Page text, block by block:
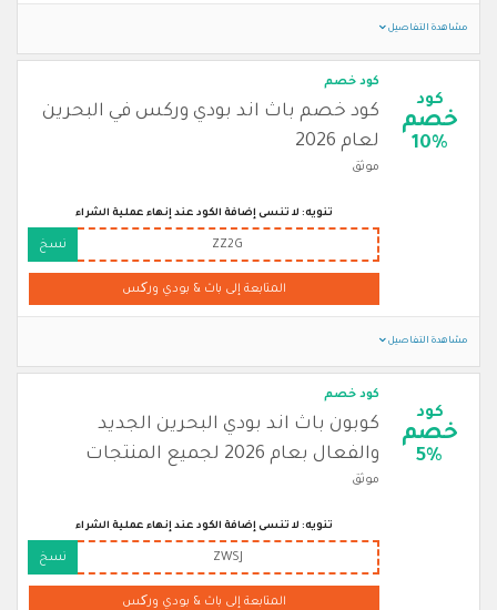
مشاهدة التفاصيل
كود
خصم
10%
كود خصم
كود خصم باث اند بودي وركس في البحرين
لعام 2026
موثق
تنويه: لا تنسى إضافة الكود عند إنهاء عملية الشراء
ZZ2G نسخ
المتابعة إلى باث & بودي ورکس
مشاهدة التفاصيل
كود
خصم
5%
كود خصم
كوبون باث اند بودي البحرين الجديد
والفعال بعام 2026 لجميع المنتجات
موثق
تنويه: لا تنسى إضافة الكود عند إنهاء عملية الشراء
ZWSJ نسخ
المتابعة إلى باث & بودي ورکس